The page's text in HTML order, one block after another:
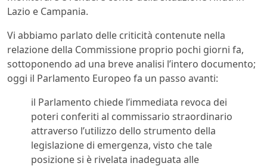
Lazio e Campania.
Vi abbiamo parlato delle criticità contenute nella
relazione della Commissione proprio pochi giorni fa,
sottoponendo ad una breve analisi l’intero documento;
oggi il Parlamento Europeo fa un passo avanti:
il Parlamento chiede l’immediata revoca dei
poteri conferiti al commissario straordinario
attraverso l’utilizzo dello strumento della
legislazione di emergenza, visto che tale
posizione si è rivelata inadeguata alle